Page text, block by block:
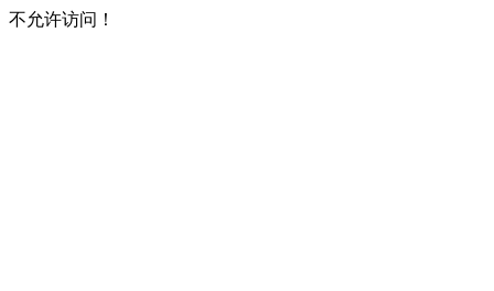
不允许访问！